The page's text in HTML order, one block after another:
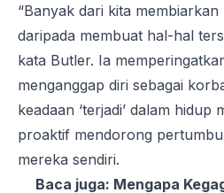
“Banyak dari kita
daripada membuat hal-hal
kata Butler. Ia
menganggap diri sebagai
keadaan ‘terjadi’ dalam hidup
proaktif mendorong
mereka sendiri.
Baca juga: Mengapa